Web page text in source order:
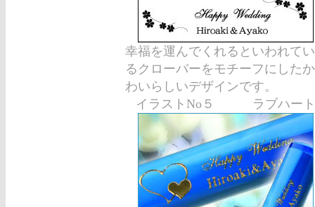
幸福を運んでくれるといわれてい
るクローバーをモチーフにしたか
わいらしいデザインです。
イラストNo５ ラブハート